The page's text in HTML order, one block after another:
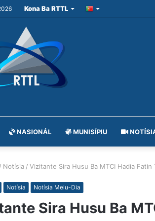
Kona Ba RTTL
NASIONÁL MUNISÍPIU
/ Notísia / Vizitante Sira Husu Ba MTCI Hadia Fatin
Notísia Notísia Meiu-Dia
Sira Husu Ba